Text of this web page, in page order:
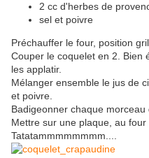
2 cc d'herbes de
sel et poivre
Préchauffer le four, position gril
Couper le coquelet en 2. Bien
les applatir.
Mélanger ensemble le jus de
et poivre.
Badigeonner chaque
Mettre sur une plaque, au
Tatatammmmmmmm....